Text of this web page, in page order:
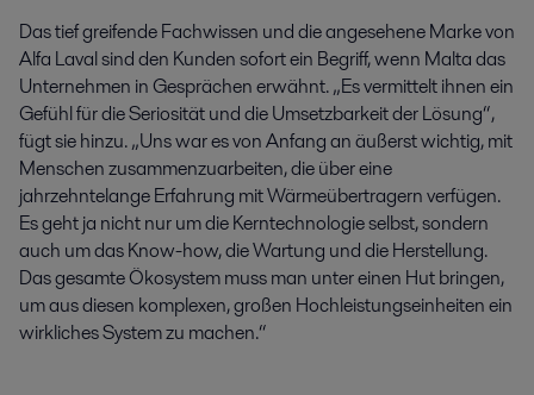
Das tief greifende Fachwissen und die angesehene Marke von
Alfa Laval sind den Kunden sofort ein Begriff, wenn Malta das
Unternehmen in Gesprächen erwähnt. „Es vermittelt ihnen ein
Gefühl für die Seriosität und die Umsetzbarkeit der Lösung“,
fügt sie hinzu. „Uns war es von Anfang an äußerst wichtig, mit
Menschen zusammenzuarbeiten, die über eine
jahrzehntelange Erfahrung mit Wärmeübertragern verfügen.
Es geht ja nicht nur um die Kerntechnologie selbst, sondern
auch um das Know-how, die Wartung und die Herstellung.
Das gesamte Ökosystem muss man unter einen Hut bringen,
um aus diesen komplexen, großen Hochleistungseinheiten ein
wirkliches System zu machen.“